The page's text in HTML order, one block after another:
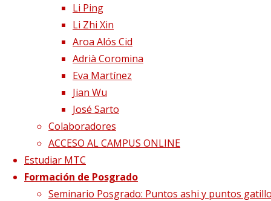
Li Ping
Li Zhi Xin
Aroa Alós Cid
Adrià Coromina
Eva Martínez
Jian Wu
José Sarto
Colaboradores
ACCESO AL CAMPUS ONLINE
Estudiar MTC
Formación de Posgrado
Seminario Posgrado: Puntos ashi y puntos gatillo
Página de Inicio
síntomas diabetes